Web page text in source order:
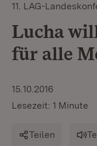
11. LAG-
Lucha
für alle
15.10.2016
Lesezeit: 1 Minute
Teilen